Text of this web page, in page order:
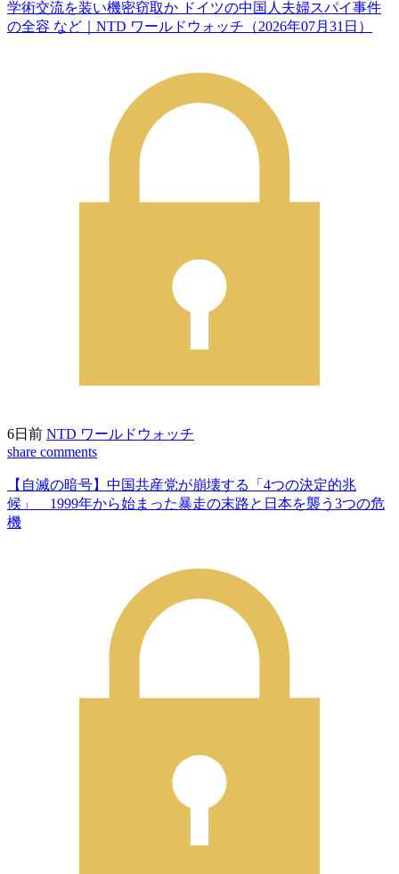
学術交流を装い機密窃取か ドイツの中国人夫婦スパイ事件
の全容 など｜NTD ワールドウォッチ（2026年07月31日）
6日前 NTD ワールドウォッチ
share comments
【自滅の暗号】中国共産党が崩壊する「4つの決定的兆
候」 1999年から始まった暴走の末路と日本を襲う3つの危
機